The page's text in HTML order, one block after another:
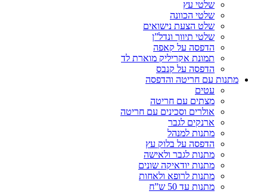
שלטי עץ
שלטי הכוונה
שלט הצעת נישואים
שלטי תיווך ונדל”ן
הדפסה על קאפה
תמונת אקריליק מוארת לד
הדפסה על קנבס
מתנות עם חריטה והדפסה
עטים
מצתים עם חריטה
אולרים וסכינים עם חריטה
ארנקים לגבר
מתנות למנהל
הדפסה על בלוק עץ
מתנות לגבר ולאישה
מתנות יודאיקה שונים
מתנות לרופא ולאחות
מתנות עד 50 ש”ח